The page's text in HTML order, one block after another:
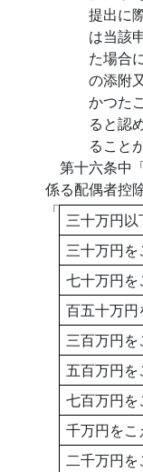
提出に
は当該
た場合
の添附
かつた
ると認
ること
第十六条中
係る配偶者控
「 三十万円
三十万円
七十万円
百五十万
三百万円
五百万円
七百万円
千万円を
二千万円